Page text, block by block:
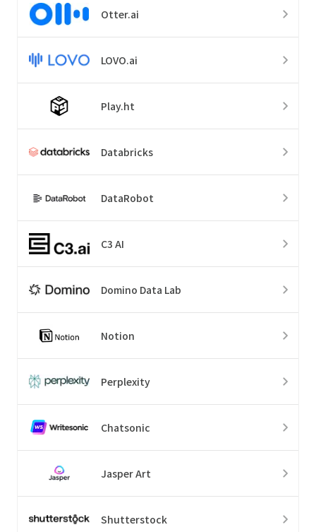
Otter.ai
LOVO.ai
Play.ht
Databricks
DataRobot
C3 AI
Domino Data Lab
Notion
Perplexity
Chatsonic
Jasper Art
Shutterstock